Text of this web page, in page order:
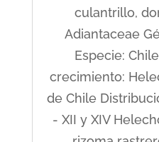
culantrillo,
Adiantaceae
Especie:
crecimiento:
de Chile
- XII y XIV